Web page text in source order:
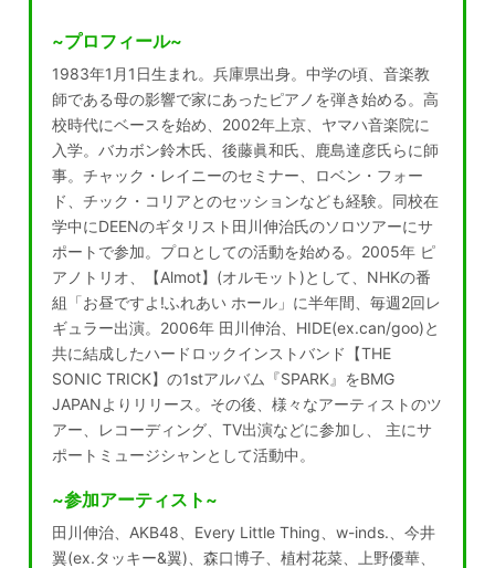
~プロフィール~
1983年1月1日生まれ。兵庫県出身。中学の頃、音楽教
師である母の影響で家にあったピアノを弾き始める。高
校時代にベースを始め、2002年上京、ヤマハ音楽院に
入学。バカボン鈴木氏、後藤眞和氏、鹿島達彦氏らに師
事。チャック・レイニーのセミナー、ロベン・フォー
ド、チック・コリアとのセッションなども経験。同校在
学中にDEENのギタリスト田川伸治氏のソロツアーにサ
ポートで参加。プロとしての活動を始める。2005年 ピ
アノトリオ、【Almot】(オルモット)として、NHKの番
組「お昼ですよ!ふれあい ホール」に半年間、毎週2回レ
ギュラー出演。2006年 田川伸治、HIDE(ex.can/goo)と
共に結成したハードロックインストバンド【THE
SONIC TRICK】の1stアルバム『SPARK』をBMG
JAPANよりリリース。その後、様々なアーティストのツ
アー、レコーディング、TV出演などに参加し、 主にサ
ポートミュージシャンとして活動中。
~参加アーティスト~
田川伸治、AKB48、Every Little Thing、w-inds.、今井
翼(ex.タッキー&翼)、森口博子、植村花菜、上野優華、